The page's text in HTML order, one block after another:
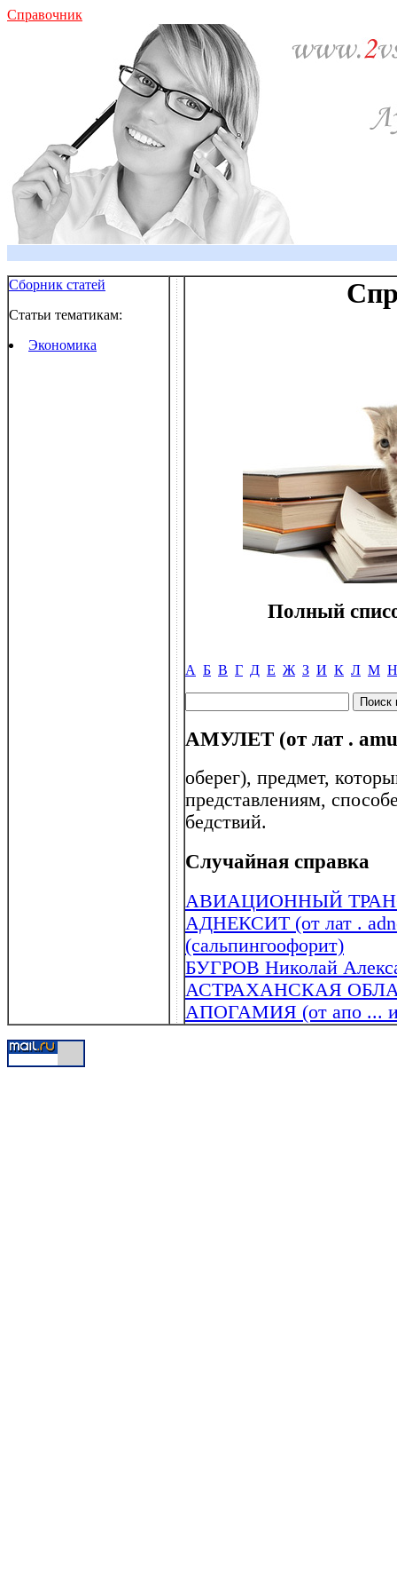
Справочник
Сборник статей
Статьи тематикам:
Экономика
Полный
А Б В Г Д Е Ж З И К Л М Н
АМУЛЕТ (от лат .
оберег), предмет,
представлениям,
бедствий.
Случайная справка
АВИАЦИОННЫЙ
АДНЕКСИТ (от лат .
(сальпингоофорит)
БУГРОВ Николай
АСТРАХАНСКАЯ
АПОГАМИЯ (от апо ... и